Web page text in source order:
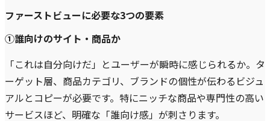
ファーストビューに必要な3つの要素
①誰向けのサイト・商品か
「これは自分向けだ」とユーザーが瞬時に感じられるか。タ
ーゲット層、商品カテゴリ、ブランドの個性が伝わるビジュ
アルとコピーが必要です。特にニッチな商品や専門性の高い
サービスほど、明確な「誰向け感」が刺さります。